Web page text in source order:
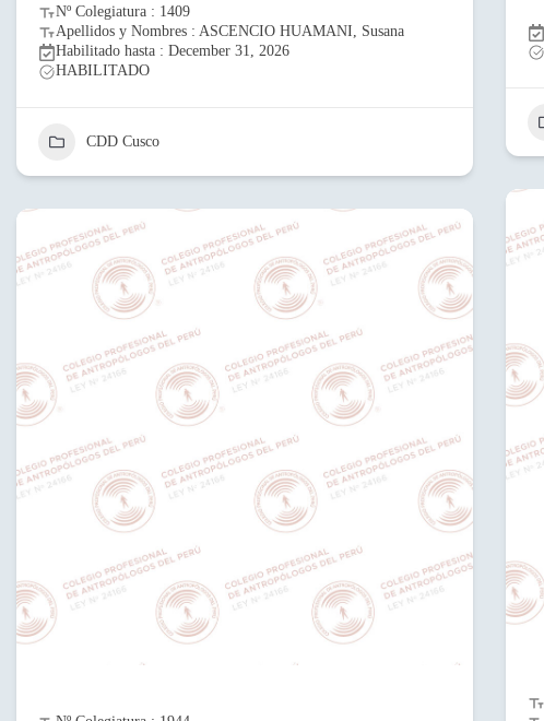
Nº Colegiatura : 1409
Apellidos y Nombres : ASCENCIO HUAMANI, Susana
Habilitado hasta : December 31, 2026
HABILITADO
CDD Cusco